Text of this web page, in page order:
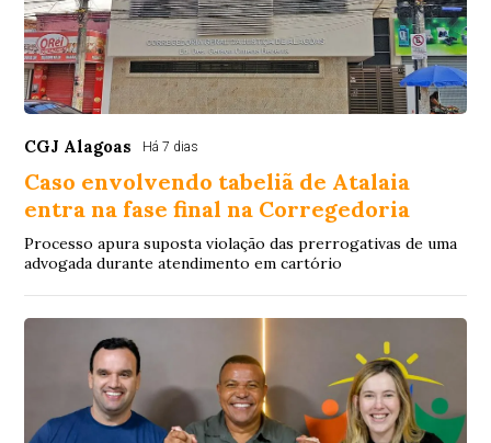
CGJ Alagoas Há 7 dias
Caso envolvendo tabeliã de Atalaia
entra na fase final na Corregedoria
Processo apura suposta violação das prerrogativas de uma
advogada durante atendimento em cartório